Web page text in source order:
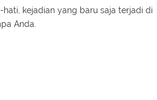
kejadian yang baru saja terjadi di
Anda.